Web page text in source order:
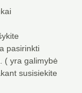
pasirinkti
( yra galimybė
susisiekite